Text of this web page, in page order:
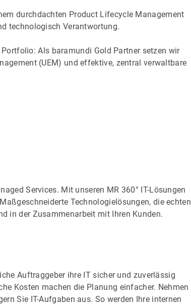
durchdachten Product Lifecycle Management
technologisch Verantwortung.
Als baramundi Gold Partner setzen wir
(UEM) und effektive, zentral verwaltbare
Services. Mit unseren MR 360° IT-Lösungen
Technologielösungen, die echten
in der Zusammenarbeit mit Ihren Kunden.
Auftraggeber ihre IT sicher und zuverlässig
Kosten machen die Planung einfacher. Nehmen
Sie IT-Aufgaben aus. So werden Ihre internen